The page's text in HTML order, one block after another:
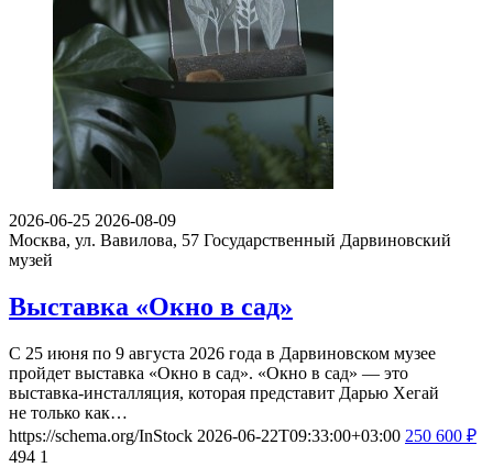
2026-06-25 2026-08-09
Москва, ул. Вавилова, 57 Государственный Дарвиновский
музей
Выставка «Окно в сад»
С 25 июня по 9 августа 2026 года в Дарвиновском музее
пройдет выставка «Окно в сад». «Окно в сад» — это
выставка-инсталляция, которая представит Дарью Хегай
не только как…
https://schema.org/InStock 2026-06-22T09:33:00+03:00 250 600 ₽
494 1